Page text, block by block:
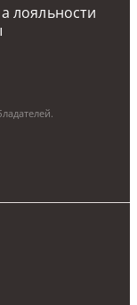
лояльности